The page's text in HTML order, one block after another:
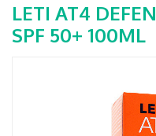
LETI AT4
SPF 50+ 100ML